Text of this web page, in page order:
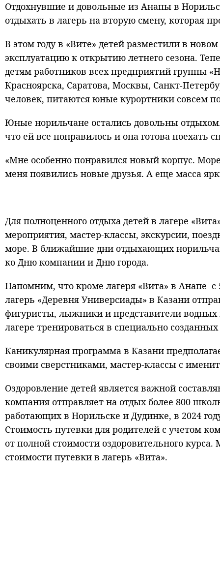
Отдохнувшие и довольные из Анапы в
отдыхать в лагерь на вторую смену, которая
В этом году в «Вите» детей разместили в
эксплуатацию к открытию летнего сезона.
детям работников всех предприятий группы
Красноярска, Саратова, Москвы, Санкт-
человек, питаются юные курортники совсем
Юные норильчане остались довольны
что ей все понравилось и она готова поехать
«Мне особенно понравился новый корпус.
меня появились новые друзья. А еще масса
Для полноценного отдыха детей в лагере
мероприятия, мастер-классы, экскурсии,
море. В ближайшие дни отдыхающих
ко Дню компании и Дню города.
Напомним, что кроме лагеря «Вита» в Анапе
лагерь «Деревня Универсиады» в Казани
фигуристы, лыжники и представители
лагере тренироваться в специально созданных
Каникулярная программа в Казани
своими сверстниками, мастер-классы с
Оздоровление детей является важной
компания отправляет на отдых более 800
работающих в Норильске и Дудинке, в 2024
Стоимость путевки для родителей с учетом
от полной стоимости оздоровительного
стоимости путевки в лагерь «Вита».